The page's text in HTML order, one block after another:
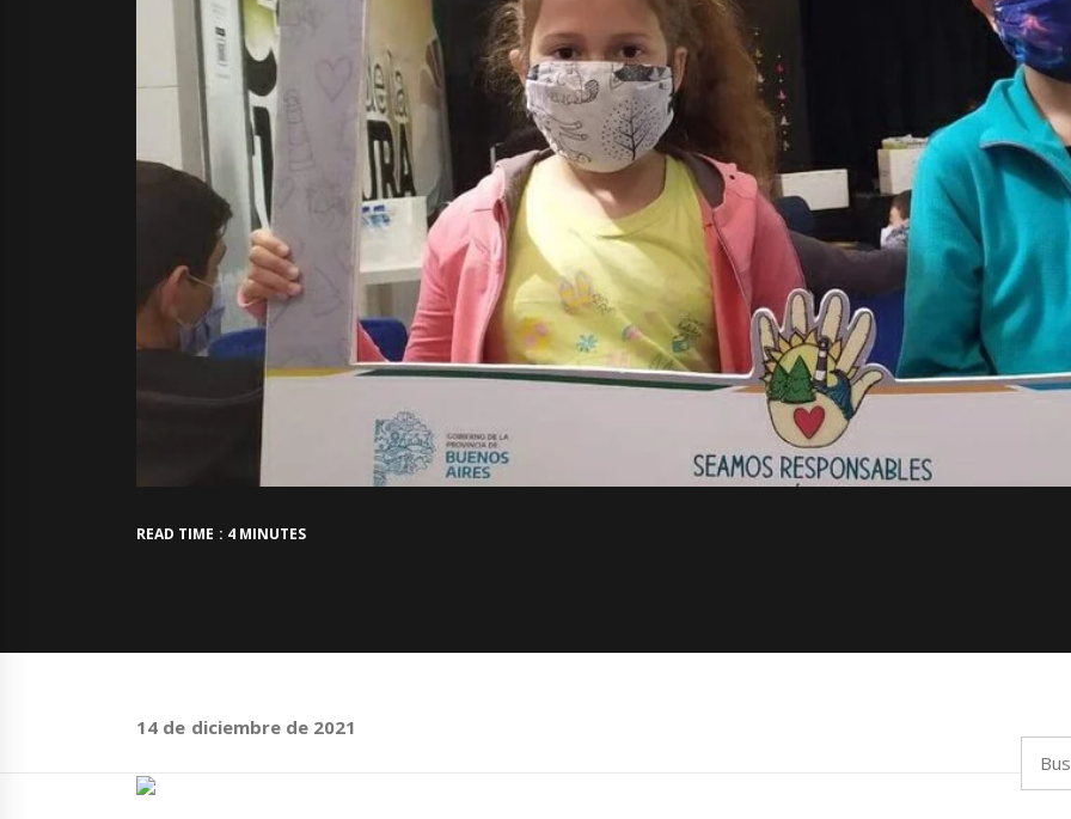
READ TIME : 4 MINUTES
14 de diciembre de 2021